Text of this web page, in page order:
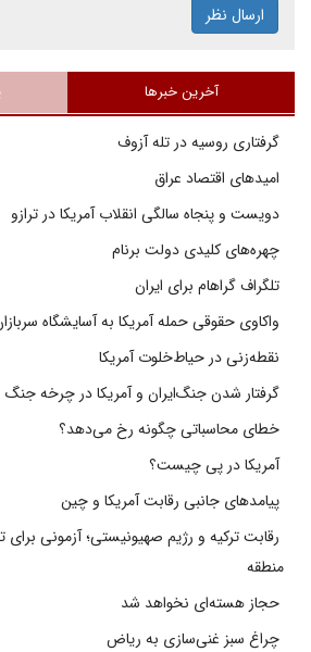
ارسال نظر
آخرین خبرها
گرفتاری روسیه در تله آزوف
امیدهای اقتصاد عراق
دویست و پنجاه سالگی انقلاب آمریکا در ترازو
چهره‌های کلیدی دولت برنام
تلگراف گراهام برای ایران
واکاوی حقوقی حمله آمریکا به آسایشگاه
نقطه‌زنی در حیاط‌خلوت آمریکا
گرفتار شدن جنگ‌ایران و آمریکا در چرخه
خطای محاسباتی چگونه رخ می‌دهد؟
آمریکا در پی چیست؟
پیامدهای جانبی رقابت آمریکا و چین
رقابت ترکیه و رژیم صهیونیستی؛ آزمونی
منطقه
حجاز هسته‌ای نخواهد شد
چراغ سبز غنی‌سازی به ریاض